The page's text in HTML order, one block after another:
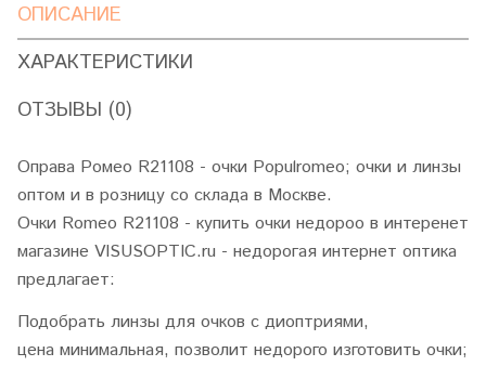
ОПИСАНИЕ
ХАРАКТЕРИСТИКИ
ОТЗЫВЫ (0)
Оправа Ромео R21108 - очки Populromeo; очки и линзы
оптом и в розницу со склада в Москве.
Очки Romeo R21108 - купить очки недороо в интеренет
магазине VISUSOPTIC.ru - недорогая интернет оптика
предлагает:
Подобрать линзы для очков с диоптриями,
цена минимальная, позволит недорого изготовить очки;